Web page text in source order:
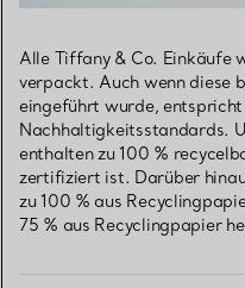
Alle Tiffany & Co. Einkäufe
verpackt. Auch wenn diese
eingeführt wurde,
Nachhaltigkeitsstandards.
enthalten zu 100 %
zertifiziert ist. Darüber
zu 100 % aus
75 % aus Recyclingpapier